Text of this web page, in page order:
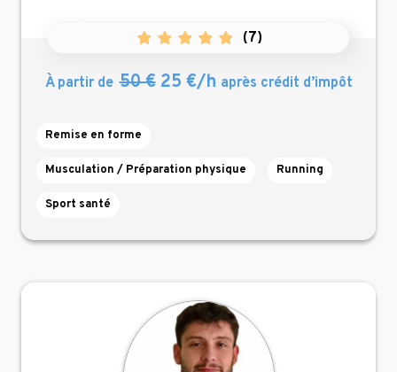
(7)
À partir de 50 €25 €/h après crédit d’impôt
Remise en forme
Musculation / Préparation physique Running
Sport santé